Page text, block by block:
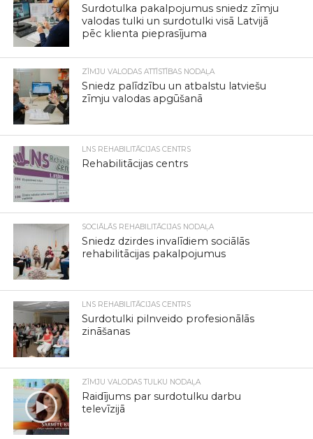
Surdotulka pakalpojumus sniedz zīmju
valodas tulki un surdotulki visā Latvijā
pēc klienta pieprasījuma
ZĪMJU VALODAS ATTĪSTĪBAS NODAĻA
Sniedz palīdzību un atbalstu latviešu
zīmju valodas apgūšanā
LNS REHABILITĀCIJAS CENTRS
Rehabilitācijas centrs
SOCIĀLĀS REHABILITĀCIJAS NODAĻA
Sniedz dzirdes invalīdiem sociālās
rehabilitācijas pakalpojumus
LNS REHABILITĀCIJAS CENTRS
Surdotulki pilnveido profesionālās
zināšanas
ZĪMJU VALODAS TULKU NODAĻA
Raidījums par surdotulku darbu
televīzijā